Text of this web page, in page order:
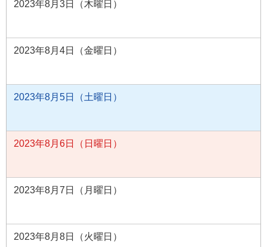
2023年8月3日（木曜日）
2023年8月4日（金曜日）
2023年8月5日（土曜日）
2023年8月6日（日曜日）
2023年8月7日（月曜日）
2023年8月8日（火曜日）